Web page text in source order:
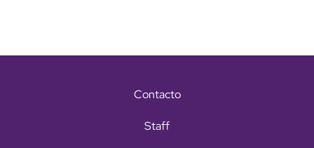
Contacto
Staff